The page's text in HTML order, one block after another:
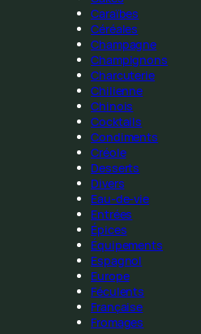
Caraïbes
Céréales
Champagne
Champignons
Charcuterie
Chilienne
Chinois
Cocktails
Condiments
Créole
Desserts
Divers
Eau-de-vie
Entrées
Épices
Équipements
Espagnol
Europe
Féculents
Française
Fromages